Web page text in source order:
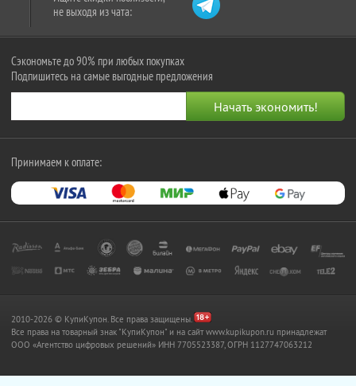
не выходя из чата:
Сэкономьте до 90% при любых покупках
Подпишитесь на самые выгодные предложения
Принимаем к оплате:
2010-2026 © КупиКупон. Все права защищены.
Все права на товарный знак "КупиКупон" и на сайт www.kupikupon.ru принадлежат
OOO «Агентство цифровых решений» ИНН 7705523387, ОГРН 1127747063212